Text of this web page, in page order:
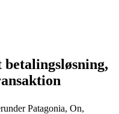
Patagonia, On,